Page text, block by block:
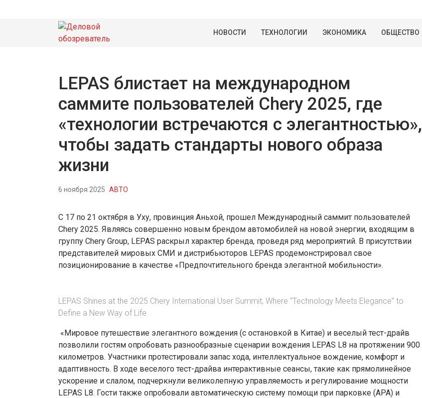
НОВОСТИ ТЕХНОЛОГИИ ЭКОНОМИКА ОБЩЕСТВО
LEPAS блистает на международном
саммите пользователей Chery 2025, где
«технологии встречаются с элегантностью»,
чтобы задать стандарты нового образа
жизни
6 ноября 2025 АВТО
С 17 по 21 октября в Уху, провинция Аньхой, прошел Международный саммит пользователей
Chery 2025. Являясь совершенно новым брендом автомобилей на новой энергии, входящим в
группу Chery Group, LEPAS раскрыл характер бренда, проведя ряд мероприятий. В присутствии
представителей мировых СМИ и дистрибьюторов LEPAS продемонстрировал свое
позиционирование в качестве «Предпочтительного бренда элегантной мобильности».
LEPAS Shines at the 2025 Chery International User Summit, Where “Technology Meets Elegance” to
Define a New Way of Life
«Мировое путешествие элегантного вождения (с остановкой в Китае) и веселый тест-драйв
позволили гостям опробовать разнообразные сценарии вождения LEPAS L8 на протяжении 900
километров. Участники протестировали запас хода, интеллектуальное вождение, комфорт и
адаптивность. В ходе веселого тест-драйва интерактивные сеансы, такие как прямолинейное
ускорение и слалом, подчеркнули великолепную управляемость и регулирование мощности
LEPAS L8. Гости также опробовали автоматическую систему помощи при парковке (APA) и